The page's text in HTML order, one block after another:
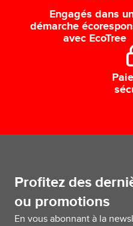
Engagés dans
démarche
avec EcoTree
Profitez des
ou promotions
En vous abonnant à la